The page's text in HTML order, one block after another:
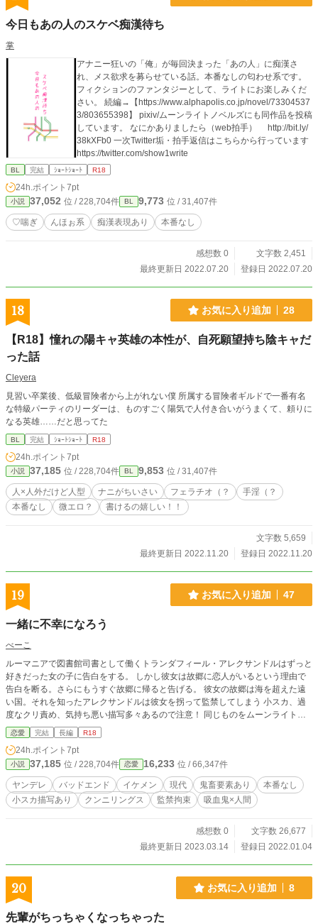
今日もあの人のスケベ痴漢待ち
掌
アナニー狂いの「俺」が毎回決まった「あの人」に痴漢さ
れ、メス欲求を募らせている話。本番なしの匂わせ系です。
フィクションのファンタジーとして、ライトにお楽しみくだ
さい。 続編→【https://www.alphapolis.co.jp/novel/73304537
3/803655398】 pixiv/ムーンライトノベルズにも同作品を投稿
しています。 なにかありましたら（web拍手） http://bit.ly/
38kXFb0 一次Twitter垢・拍手返信はこちらから行っています
https://twitter.com/show1write
BL 完結 ｼｮｰﾄｼｮｰﾄ R18
24h.ポイント 7pt
小説 37,052 位 / 228,704件 BL 9,773 位 / 31,407件
♡喘ぎ んほぉ系 痴漢表現あり 本番なし
感想数 0
文字数 2,451
最終更新日 2022.07.20
登録日 2022.07.20
18 お気に入り追加 28
【R18】憧れの陽キャ英雄の本性が、自死願望持ち陰キャだ
った話
Cleyera
見習い卒業後、低級冒険者から上がれない僕 所属する冒険者ギルドで一番有名
な特級パーティのリーダーは、ものすごく陽気で人付き合いがうまくて、頼りに
なる英雄……だと思ってた
BL 完結 ｼｮｰﾄｼｮｰﾄ R18
24h.ポイント 7pt
小説 37,185 位 / 228,704件 BL 9,853 位 / 31,407件
人×人外だけど人型 ナニがちいさい フェラチオ（？
手淫（？
本番なし
微エロ？ 書けるの嬉しい！！
文字数 5,659
最終更新日 2022.11.20
登録日 2022.11.20
19 お気に入り追加 47
一緒に不幸になろう
べーこ
ルーマニアで図書館司書として働くトランダフィール・アレクサンドルはずっと
好きだった女の子に告白をする。 しかし彼女は故郷に恋人がいるという理由で
告白を断る。さらにもうすぐ故郷に帰ると告げる。 彼女の故郷は海を超えた遠
い国。それを知ったアレクサンドルは彼女を拐って監禁してしまう 小スカ、過
度なクリ責め、気持ち悪い描写多々あるので注意！ 同じものをムーンライトノ
ベルズにも掲載しています。
恋愛 完結 長編 R18
24h.ポイント 7pt
小説 37,185 位 / 228,704件 恋愛 16,233 位 / 66,347件
ヤンデレ バッドエンド イケメン 現代 鬼畜要素あり
本番なし
小スカ描写あり
クンニリングス 監禁拘束 吸血鬼×人間
感想数 0
文字数 26,677
最終更新日 2023.03.14
登録日 2022.01.04
20 お気に入り追加 8
先輩がちっちゃくなっちゃった